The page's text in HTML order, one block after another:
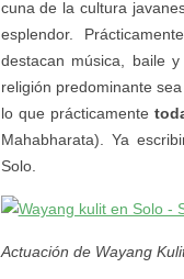
Actuación de Wayang